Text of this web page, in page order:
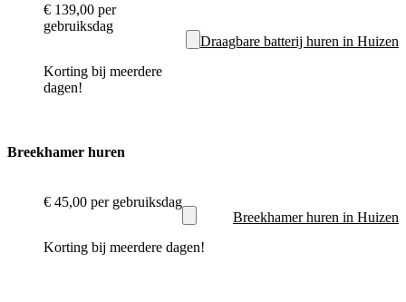
€ 139,00 per
gebruiksdag
Korting bij meerdere
dagen!
Draagbare batterij huren in Huizen
Breekhamer huren
€ 45,00 per gebruiksdag
Korting bij meerdere dagen!
Breekhamer huren in Huizen